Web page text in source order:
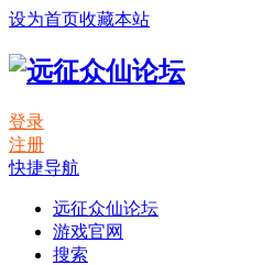
设为首页收藏本站
登录
注册
快捷导航
远征众仙论坛
游戏官网
搜索